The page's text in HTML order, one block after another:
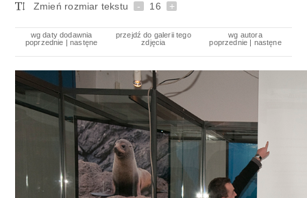
Zmień rozmiar tekstu - 16 +
wg daty dodawnia
poprzednie |nastęne
przejdź do galerii tego
zdjęcia
wg autora
poprzednie | nastęne